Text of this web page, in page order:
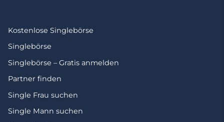
Kostenlose Singlebörse
Singlebörse
Singlebörse – Gratis anmelden
Partner finden
Single Frau suchen
Single Mann suchen